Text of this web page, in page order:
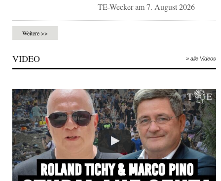
TE-Wecker am 7. August 2026
Weitere >>
VIDEO » alle Videos